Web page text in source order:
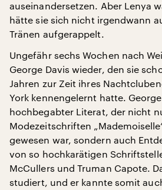
auseinandersetzen. Aber Lenya
hätte sie sich nicht irgendwann
Tränen aufgerappelt.
Ungefähr sechs Wochen nach
George Davis wieder, den sie
Jahren zur Zeit ihres
York kennengelernt hatte.
hochbegabter Literat, der nicht
Modezeitschriften
gewesen war, sondern auch
von so hochkarätigen
McCullers und Truman Capote.
studiert, und er kannte somit